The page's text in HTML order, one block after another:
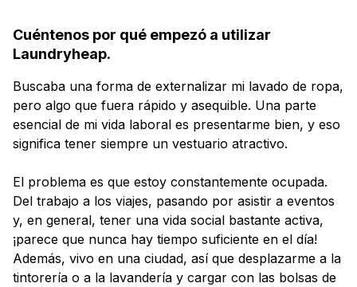
Colombia
Cuéntenos por qué empezó a utilizar
Laundryheap.
Buscaba una forma de externalizar mi lavado de ropa,
pero algo que fuera rápido y asequible. Una parte
esencial de mi vida laboral es presentarme bien, y eso
significa tener siempre un vestuario atractivo.
El problema es que estoy constantemente ocupada.
Del trabajo a los viajes, pasando por asistir a eventos
y, en general, tener una vida social bastante activa,
¡parece que nunca hay tiempo suficiente en el día!
Además, vivo en una ciudad, así que desplazarme a la
tintorería o a la lavandería y cargar con las bolsas de